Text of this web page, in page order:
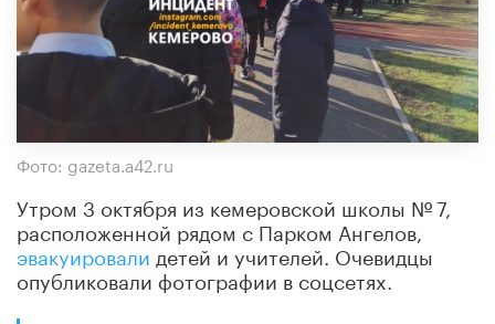
Фото: gazeta.a42.ru
Утром 3 октября из кемеровской школы № 7,
расположенной рядом с Парком Ангелов,
эвакуировали детей и учителей. Очевидцы
опубликовали фотографии в соцсетях.